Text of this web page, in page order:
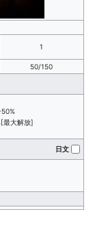
1
50/150
50%
最大解放]
日文